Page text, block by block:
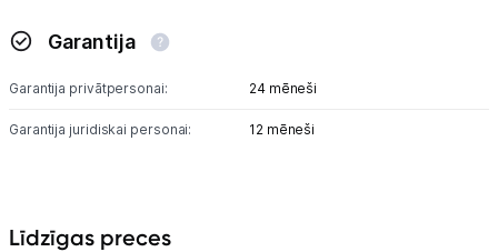
Garantija
Garantija privātpersonai: 24 mēneši
Garantija juridiskai personai: 12 mēneši
Līdzīgas preces